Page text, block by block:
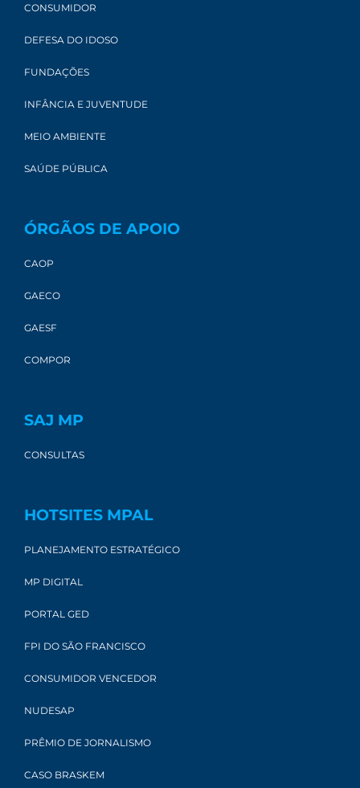
CONSUMIDOR
DEFESA DO IDOSO
FUNDAÇÕES
INFÂNCIA E JUVENTUDE
MEIO AMBIENTE
SAÚDE PÚBLICA
ÓRGÃOS DE APOIO
CAOP
GAECO
GAESF
COMPOR
SAJ MP
CONSULTAS
HOTSITES MPAL
PLANEJAMENTO ESTRATÉGICO
MP DIGITAL
PORTAL GED
FPI DO SÃO FRANCISCO
CONSUMIDOR VENCEDOR
NUDESAP
PRÊMIO DE JORNALISMO
CASO BRASKEM